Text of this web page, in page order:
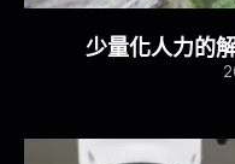
少量化人力的